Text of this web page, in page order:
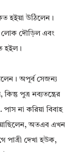
হইয়া উঠিলেন।
লোক দৌড়িল এবং
হইল।
অপূর্ব সেজন্য
পুত্র নব্যতন্ত্রের
না করিয়া বিবাহ
অতএব এখন
দেখা হউক,